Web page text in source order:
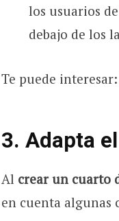
los usuarios
debajo de los
Te puede interesar:
3. Adapta
Al crear un cuarto
en cuenta algunas